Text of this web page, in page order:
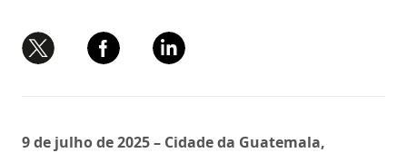
9 de julho de 2025 – Cidade da Guatemala,